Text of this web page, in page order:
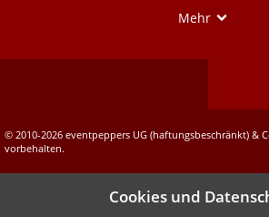
Mehr
© 2010-2026 eventpeppers UG (haftungsbeschränkt) &
vorbehalten.
Cookies und